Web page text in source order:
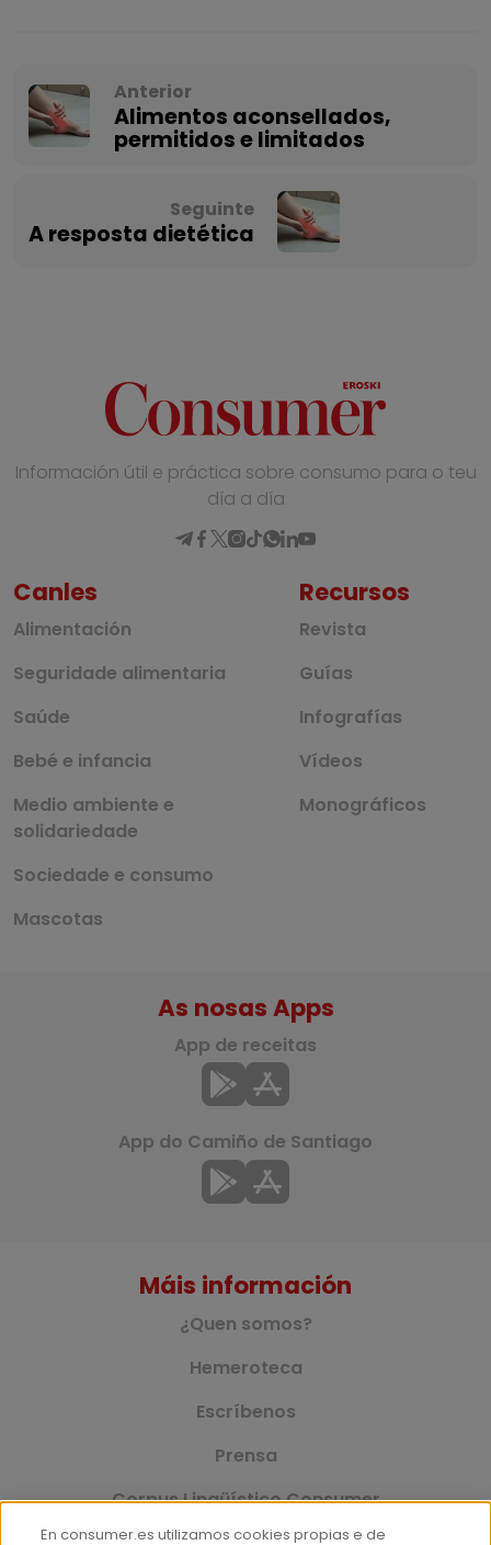
Anterior
Alimentos aconsellados,
permitidos e limitados
Seguinte
A resposta dietética
Información útil e práctica sobre consumo para o teu
día a día
Canles
Alimentación
Seguridade alimentaria
Saúde
Bebé e infancia
Medio ambiente e
solidariedade
Sociedade e consumo
Mascotas
Recursos
Revista
Guías
Infografías
Vídeos
Monográficos
Máis información
¿Quen somos?
Hemeroteca
Escríbenos
Prensa
Corpus Lingüístico Consumer
As nosas Apps
App de receitas
App do Camiño de Santiago
En consumer.es utilizamos cookies propias e de